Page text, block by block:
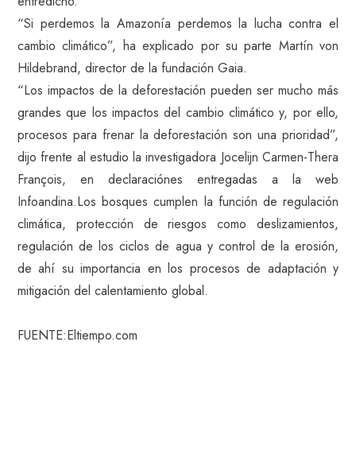
“Si perdemos la Amazonía perdemos la lucha contra el
cambio climático”, ha explicado por su parte Martín von
Hildebrand, director de la fundación Gaia.
“Los impactos de la deforestación pueden ser mucho más
grandes que los impactos del cambio climático y, por ello,
procesos para frenar la deforestación son una prioridad”,
dijo frente al estudio la investigadora Jocelijn Carmen-Thera
François, en declaraciónes entregadas a la web
Infoandina.Los bosques cumplen la función de regulación
climática, protección de riesgos como deslizamientos,
regulación de los ciclos de agua y control de la erosión,
de ahí su importancia en los procesos de adaptación y
mitigación del calentamiento global.
FUENTE:Eltiempo.com